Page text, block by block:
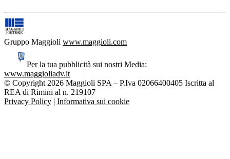
Gruppo Maggioli www.maggioli.com
Per la tua pubblicità sui nostri Media:
www.maggioliadv.it
© Copyright 2026 Maggioli SPA – P.Iva 02066400405 Iscritta al
REA di Rimini al n. 219107
Privacy Policy | Informativa sui cookie